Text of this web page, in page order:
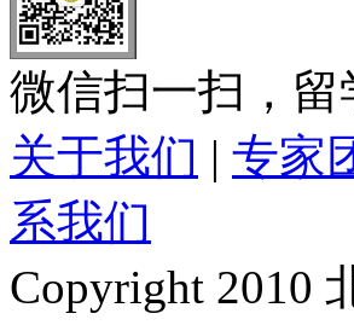
微信扫一扫，
关于我们 | 专家
系我们
Copyright 2010